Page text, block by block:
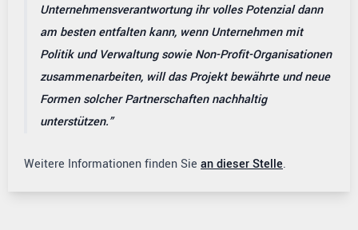
Unternehmensverantwortung ihr volles Potenzial dann
am besten entfalten kann, wenn Unternehmen mit
Politik und Verwaltung sowie Non-Profit-Organisationen
zusammenarbeiten, will das Projekt bewährte und neue
Formen solcher Partnerschaften nachhaltig
unterstützen.
Weitere Informationen finden Sie an dieser Stelle.